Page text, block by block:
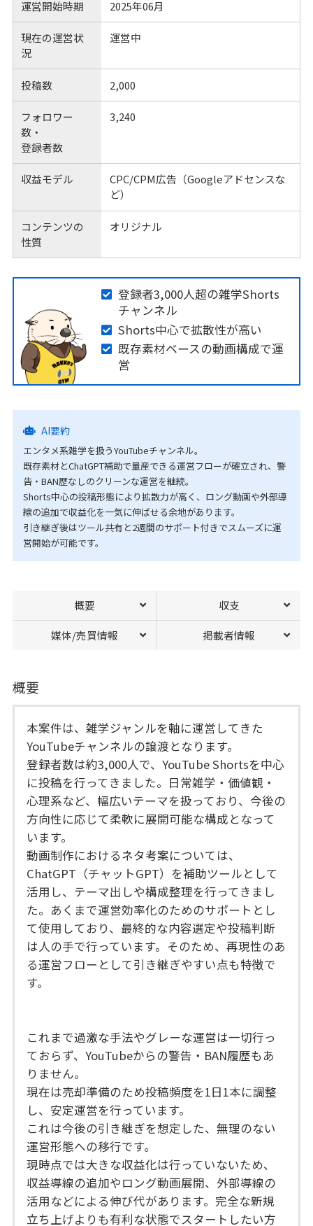
運営開始時期 2025年06月
現在の運営状
況
運営中
投稿数 2,000
フォロワー
数・
登録者数
3,240
収益モデル
CPC/CPM広告（Googleアドセンスな
ど）
コンテンツの
性質
オリジナル
登録者3,000人超の雑学Shorts
チャンネル
Shorts中心で拡散性が高い
既存素材ベースの動画構成で運
営
AI要約
エンタメ系雑学を扱うYouTubeチャンネル。
既存素材とChatGPT補助で量産できる運営フローが確立され、警
告・BAN歴なしのクリーンな運営を継続。
Shorts中心の投稿形態により拡散力が高く、ロング動画や外部導
線の追加で収益化を一気に伸ばせる余地があります。
引き継ぎ後はツール共有と2週間のサポート付きでスムーズに運
営開始が可能です。
概要 収支
媒体/売買情報 掲載者情報
概要
本案件は、雑学ジャンルを軸に運営してきた
YouTubeチャンネルの譲渡となります。
登録者数は約3,000人で、YouTube Shortsを中心
に投稿を行ってきました。日常雑学・価値観・
心理系など、幅広いテーマを扱っており、今後の
方向性に応じて柔軟に展開可能な構成となって
います。
動画制作におけるネタ考案については、
ChatGPT（チャットGPT）を補助ツールとして
活用し、テーマ出しや構成整理を行ってきまし
た。あくまで運営効率化のためのサポートとし
て使用しており、最終的な内容選定や投稿判断
は人の手で行っています。そのため、再現性のあ
る運営フローとして引き継ぎやすい点も特徴で
す。
これまで過激な手法やグレーな運営は一切行っ
ておらず、YouTubeからの警告・BAN履歴もあ
りません。
現在は売却準備のため投稿頻度を1日1本に調整
し、安定運営を行っています。
これは今後の引き継ぎを想定した、無理のない
運営形態への移行です。
現時点では大きな収益化は行っていないため、
収益導線の追加やロング動画展開、外部導線の
活用などによる伸び代があります。完全な新規
立ち上げよりも有利な状態でスタートしたい方